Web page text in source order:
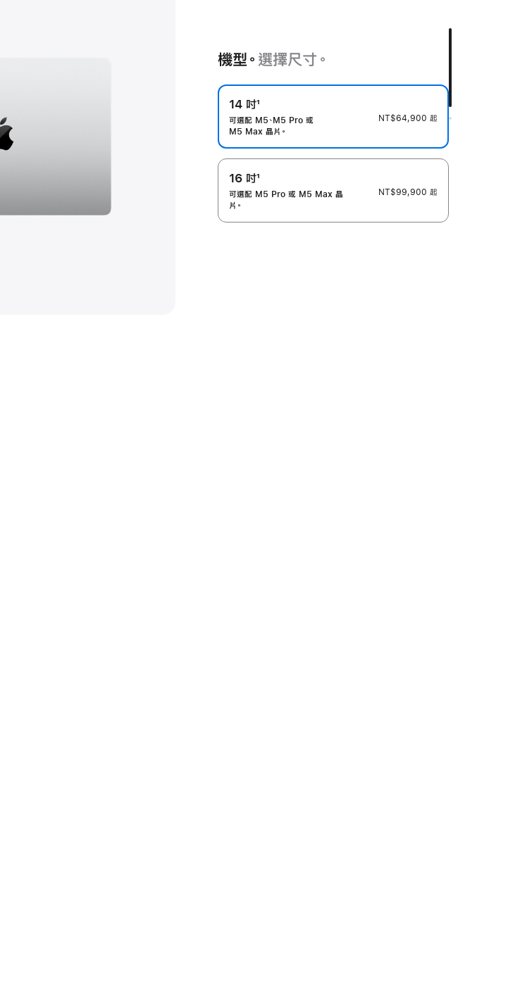
機型。 選擇尺寸。
14 吋
註
腳
1
可選配 M5、M5 Pro 或
M5 Max 晶片。
NT$64,900 起
16 吋
註
腳
1
可選配 M5 Pro 或 M5 Max 晶
片。
NT$99,900 起